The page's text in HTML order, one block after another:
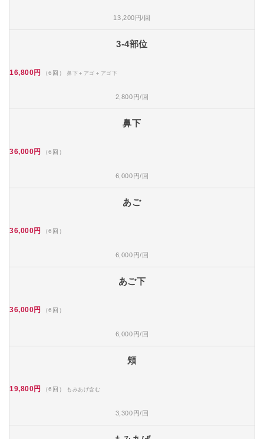
13,200円/回
3-4部位
16,800円 （6回） 鼻下＋アゴ＋アゴ下
2,800円/回
鼻下
36,000円 （6回）
6,000円/回
あご
36,000円 （6回）
6,000円/回
あご下
36,000円 （6回）
6,000円/回
頬
19,800円 （6回） もみあげ含む
3,300円/回